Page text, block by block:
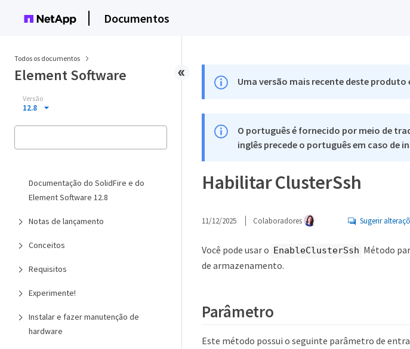
Documentos
Todos os documentos
Element Software
Versão
12.8
Documentação do SolidFire e do
Element Software 12.8
Notas de lançamento
Conceitos
Requisitos
Experimente!
Instalar e fazer manutenção de
hardware
Uma versão mais recente deste produto
O português é fornecido por meio de
inglês precede o português em caso de
Habilitar ClusterSsh
11/12/2025 Colaboradores Sugerir
Você pode usar o EnableClusterSsh Método
de armazenamento.
Parâmetro
Este método possui o seguinte parâmetro de